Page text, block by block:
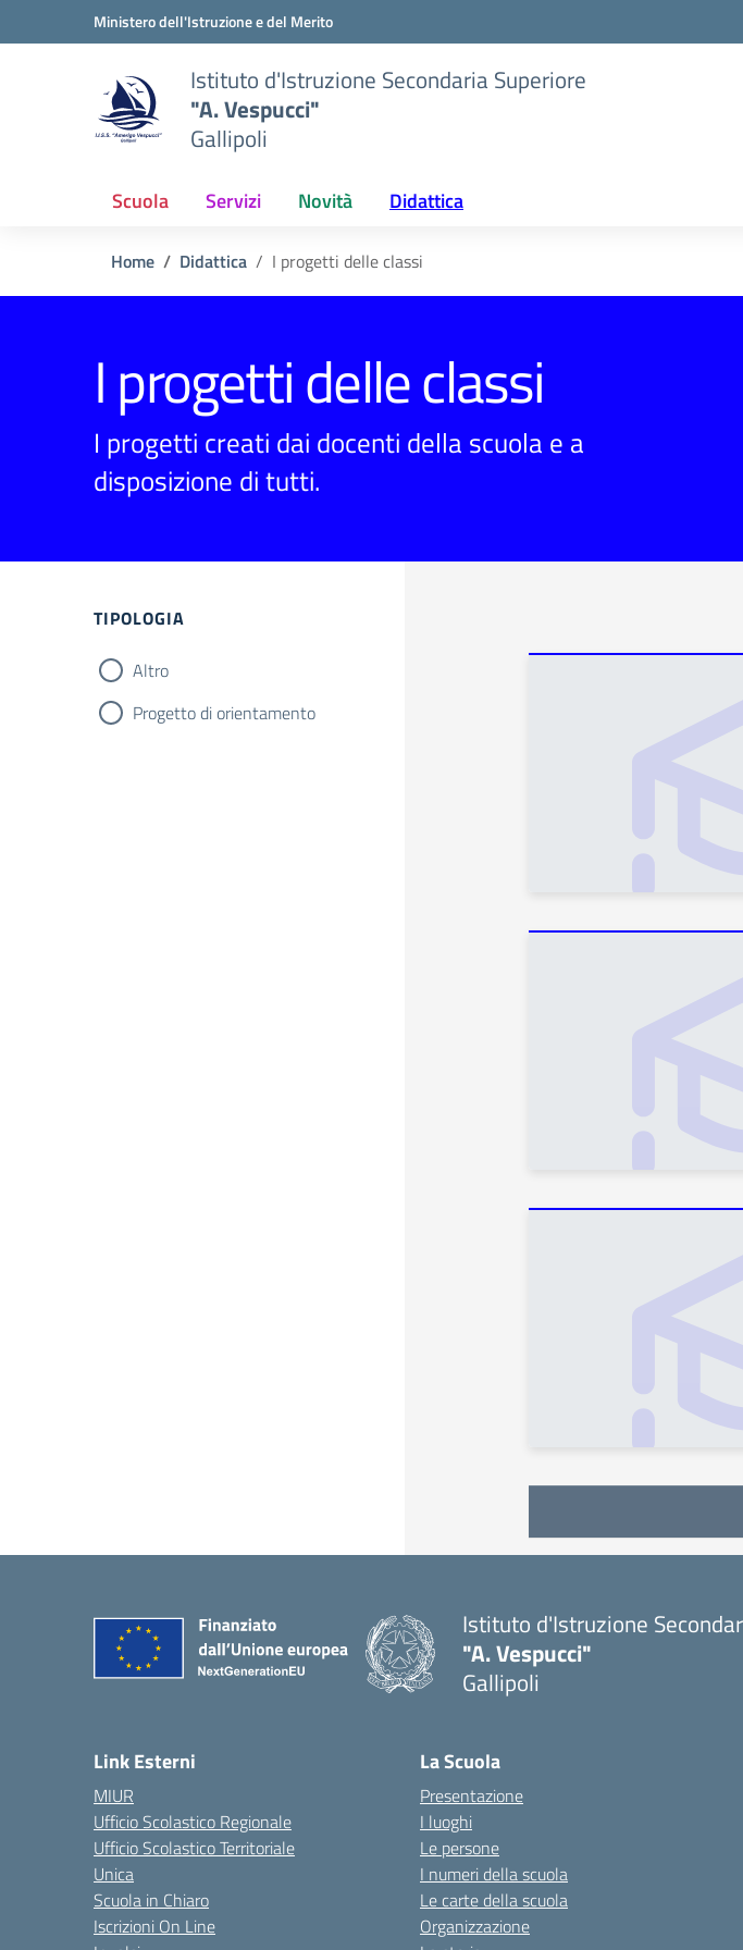
Vai ai contenuti
Vai al menu di navigazioneMinistero dell'Istruzione e del Merito
Istituto d'Istruzione Secondaria Superiore
"A. Vespucci"
Gallipoli
Scuola Servizi Novità Didattica
Home Didattica I progetti delle classi
I progetti delle classi
I progetti creati dai docenti della scuola e a
disposizione di tutti.
TIPOLOGIA
Altro
Progetto di orientamento
Istituto d'Istruzione
"A. Vespucci"
Gallipoli
Link Esterni
MIUR
Ufficio Scolastico Regionale
Ufficio Scolastico Territoriale
Unica
Scuola in Chiaro
Iscrizioni On Line
La Scuola
Presentazione
I luoghi
Le persone
I numeri della scuola
Le carte della scuola
Organizzazione